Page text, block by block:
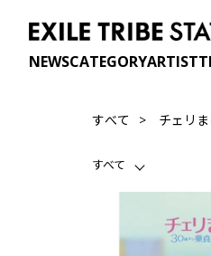
NEWSCATEGORYARTIST
すべて チェリ
すべて